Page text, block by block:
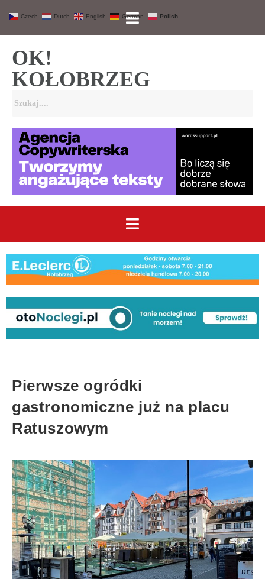
OK!
KOŁOBRZEG
Pierwsze ogródki
gastronomiczne już na placu
Ratuszowym
Czech Dutch English German Polish